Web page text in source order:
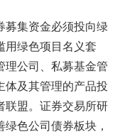
募集资金必须投向绿
用绿色项目名义套
理公司、私募基金管
体及其管理的产品投
联盟。证券交易所研
色公司债券板块，